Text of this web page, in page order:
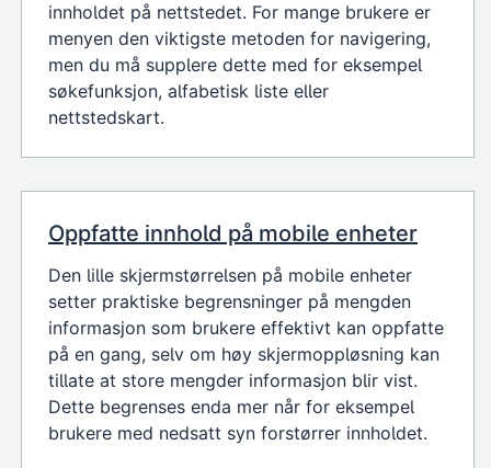
innholdet på nettstedet. For mange brukere er
menyen den viktigste metoden for navigering,
men du må supplere dette med for eksempel
søkefunksjon, alfabetisk liste eller
nettstedskart.
Oppfatte innhold på mobile enheter
Den lille skjermstørrelsen på mobile enheter
setter praktiske begrensninger på mengden
informasjon som brukere effektivt kan oppfatte
på en gang, selv om høy skjermoppløsning kan
tillate at store mengder informasjon blir vist.
Dette begrenses enda mer når for eksempel
brukere med nedsatt syn forstørrer innholdet.